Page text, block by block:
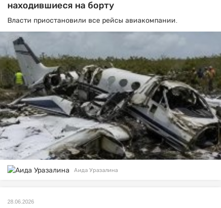
находившиеся на борту
Власти приостановили все рейсы авиакомпании.
Аида Уразалина
28.06.2026